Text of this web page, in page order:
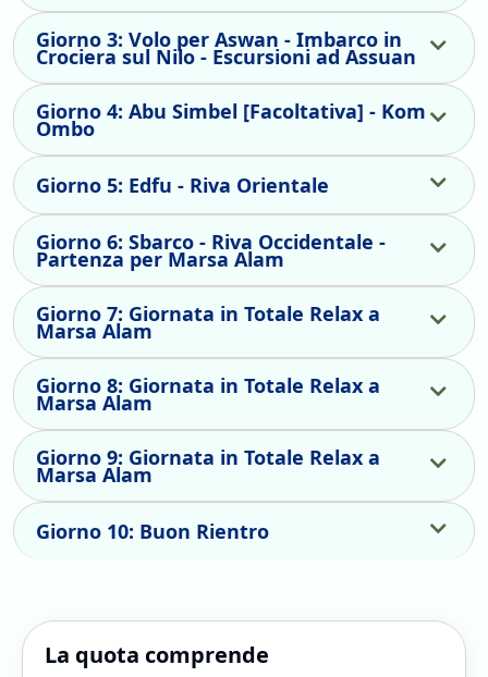
Giorno 3: Volo per Aswan - Imbarco in
Crociera sul Nilo - Escursioni ad Assuan
Giorno 4: Abu Simbel [Facoltativa] - Kom
Ombo
Giorno 5: Edfu - Riva Orientale
Giorno 6: Sbarco - Riva Occidentale -
Partenza per Marsa Alam
Giorno 7: Giornata in Totale Relax a
Marsa Alam
Giorno 8: Giornata in Totale Relax a
Marsa Alam
Giorno 9: Giornata in Totale Relax a
Marsa Alam
Giorno 10: Buon Rientro
La quota comprende